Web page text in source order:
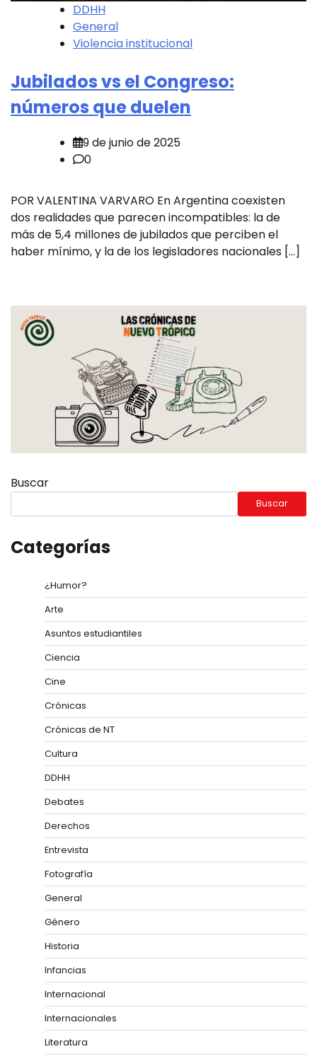
DDHH
General
Violencia institucional
Jubilados vs el Congreso:
números que duelen
9 de junio de 2025
0
POR VALENTINA VARVARO En Argentina coexisten
dos realidades que parecen incompatibles: la de
más de 5,4 millones de jubilados que perciben el
haber mínimo, y la de los legisladores nacionales […]
Buscar
Buscar
Categorías
¿Humor?
Arte
Asuntos estudiantiles
Ciencia
Cine
Crónicas
Crónicas de NT
Cultura
DDHH
Debates
Derechos
Entrevista
Fotografía
General
Género
Historia
Infancias
Internacional
Internacionales
Literatura